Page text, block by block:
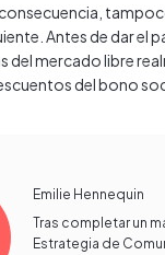
Antes de dar el
del mercado libre
del bono
Emilie Hennequin
Tras completar un
Estrategia de